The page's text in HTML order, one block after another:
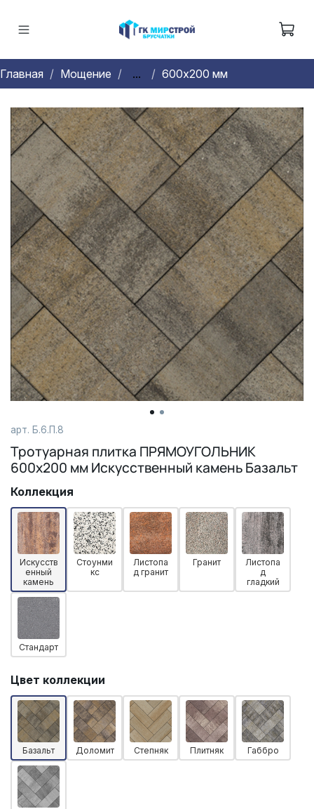
Главная Мощение ... 600х200 мм
арт. Б.6.П.8
Тротуарная плитка ПРЯМОУГОЛЬНИК
600х200 мм Искусственный камень Базальт
Коллекция
Искусств
енный
камень
Стоунми
кс
Листопа
д гранит
Гранит
Листопа
д
гладкий
Стандарт
Цвет коллекции
Базальт Доломит Степняк Плитняк Габбро